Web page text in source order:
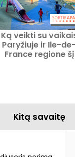
Ką veikti su
Paryžiuje ir Ile-
France regione šį
Kitą savaitę